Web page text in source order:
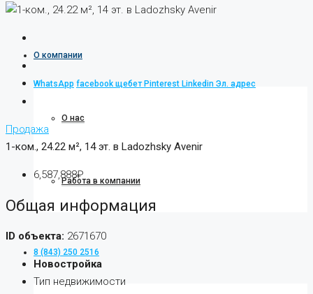
О компании
О нас
Работа в компании
8 (843) 250 2516
WhatsApp facebook щебет Pinterest Linkedin Эл. адрес
Продажа
1-ком., 24.22 м², 14 эт. в Ladozhsky Avenir
6,587,888₽
Общая информация
ID объекта: 2671670
Новостройка
Тип недвижимости